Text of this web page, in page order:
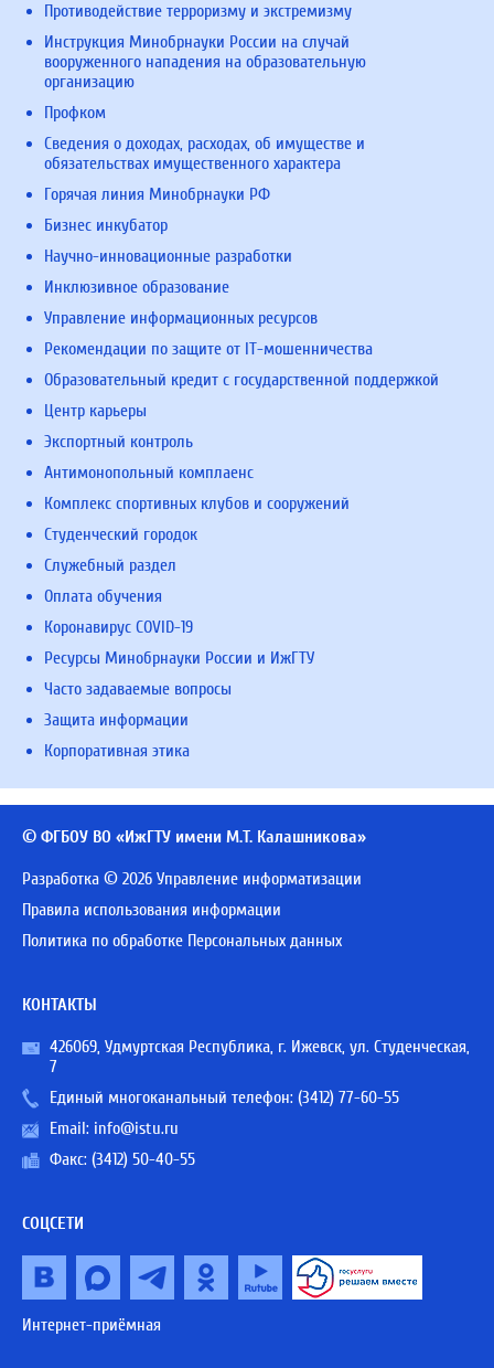
Противодействие терроризму и экстремизму
Инструкция Минобрнауки России на случай
вооруженного нападения на образовательную
организацию
Профком
Сведения о доходах, расходах, об имуществе и
обязательствах имущественного характера
Горячая линия Минобрнауки РФ
Бизнес инкубатор
Научно-инновационные разработки
Инклюзивное образование
Управление информационных ресурсов
Рекомендации по защите от IT-мошенничества
Образовательный кредит с государственной поддержкой
Центр карьеры
Экспортный контроль
Антимонопольный комплаенс
Комплекс спортивных клубов и сооружений
Студенческий городок
Служебный раздел
Оплата обучения
Коронавирус COVID-19
Ресурсы Минобрнауки России и ИжГТУ
Часто задаваемые вопросы
Защита информации
Корпоративная этика
© ФГБОУ ВО «ИжГТУ имени М.Т. Калашникова»
Разработка © 2026 Управление информатизации
Правила использования информации
Политика по обработке Персональных данных
КОНТАКТЫ
426069, Удмуртская Республика, г. Ижевск, ул. Студенческая,
7
Единый многоканальный телефон: (3412) 77-60-55
Email: info@istu.ru
Факс: (3412) 50-40-55
СОЦСЕТИ
Интернет-приёмная